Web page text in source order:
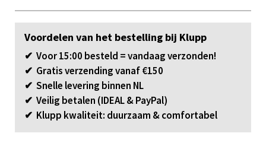
Voordelen van het bestelling bij Klupp
✔ Voor 15:00 besteld = vandaag verzonden!
✔ Gratis verzending vanaf €150
✔ Snelle levering binnen NL
✔ Veilig betalen (IDEAL & PayPal)
✔ Klupp kwaliteit: duurzaam & comfortabel